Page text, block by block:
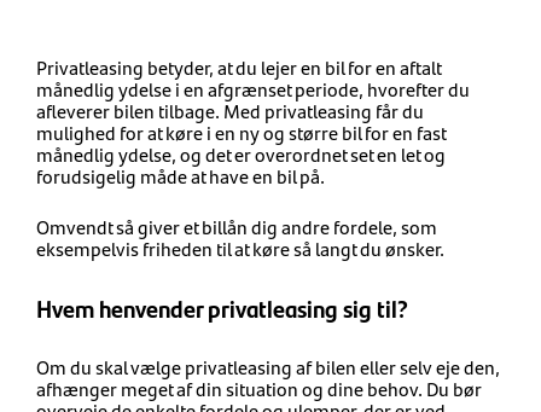
Privatleasing betyder, at du lejer en bil for en aftalt
månedlig ydelse i en afgrænset periode, hvorefter du
afleverer bilen tilbage. Med privatleasing får du
mulighed for at køre i en ny og større bil for en fast
månedlig ydelse, og det er overordnet set en let og
forudsigelig måde at have en bil på.
Omvendt så giver et billån dig andre fordele, som
eksempelvis friheden til at køre så langt du ønsker.
Hvem henvender privatleasing sig til?
Om du skal vælge privatleasing af bilen eller selv eje den,
afhænger meget af din situation og dine behov. Du bør